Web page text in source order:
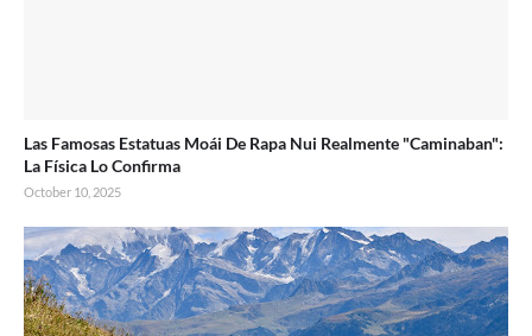
Las Famosas Estatuas Moái De Rapa Nui Realmente "Caminaban":
La Física Lo Confirma
October 10, 2025